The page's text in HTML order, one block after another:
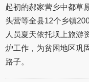
起初的郝家营乡中都草
头营等全县12个乡镇
人员夏天依托坝上旅游
炉工作，为贫困地区巩
路子。